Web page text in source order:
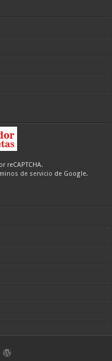
reCAPTCHA.
de servicio de Google.